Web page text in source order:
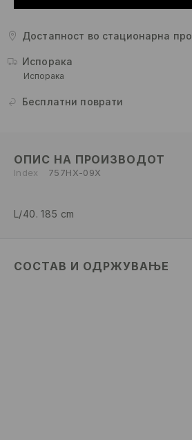
Достапност во стационарна
Испорака
Испорака
Бесплатни поврати
ОПИС НА ПРОИЗВОДОТ
Index 757HX-09X
L/40. 185 cm
СОСТАВ И ОДРЖУВАЊЕ